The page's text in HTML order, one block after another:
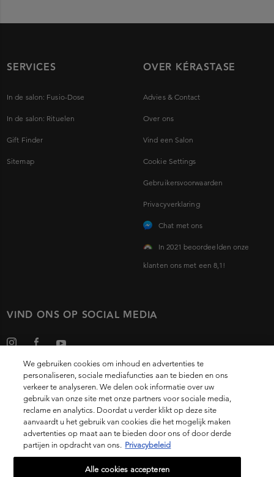
SERVICES
In de salon: Fusio-Dose
In de salon: Rituelen
Gift Finder
Sitemap
OVER KÉRASTASE
Advies & Contact
Over ons
Vind een Salon
Cookie Settings
Gebruikersvoorwaarden
Privacyverklaring
Chat met ons
In 2021 beoordeelden onze
klanten ons met een 8,1!
VIND ONS OP SOCIAL MEDIA
Choose your country
14, rue Royale 75008 PARIS
We gebruiken cookies om inhoud en advertenties te
personaliseren, sociale mediafuncties aan te bieden en ons
verkeer te analyseren. We delen ook informatie over uw
gebruik van onze site met onze partners voor sociale media,
reclame en analytics. Doordat u verder klikt op deze site
aanvaardt u het gebruik van cookies die het mogelijk maken
advertenties op maat aan te bieden door ons of door derde
partijen in opdracht van ons. Privacybeleid
Alle cookies accepteren